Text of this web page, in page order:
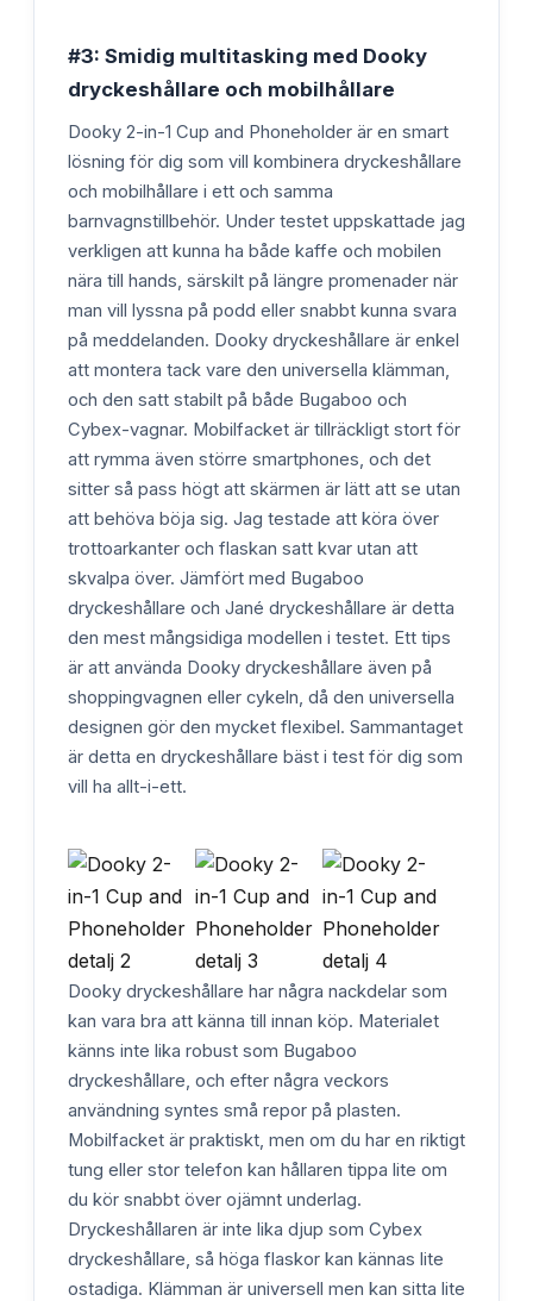
#3: Smidig multitasking med Dooky
dryckeshållare och mobilhållare
Dooky 2-in-1 Cup and Phoneholder är en smart
lösning för dig som vill kombinera dryckeshållare
och mobilhållare i ett och samma
barnvagnstillbehör. Under testet uppskattade jag
verkligen att kunna ha både kaffe och mobilen
nära till hands, särskilt på längre promenader när
man vill lyssna på podd eller snabbt kunna svara
på meddelanden. Dooky dryckeshållare är enkel
att montera tack vare den universella klämman,
och den satt stabilt på både Bugaboo och
Cybex-vagnar. Mobilfacket är tillräckligt stort för
att rymma även större smartphones, och det
sitter så pass högt att skärmen är lätt att se utan
att behöva böja sig. Jag testade att köra över
trottoarkanter och flaskan satt kvar utan att
skvalpa över. Jämfört med Bugaboo
dryckeshållare och Jané dryckeshållare är detta
den mest mångsidiga modellen i testet. Ett tips
är att använda Dooky dryckeshållare även på
shoppingvagnen eller cykeln, då den universella
designen gör den mycket flexibel. Sammantaget
är detta en dryckeshållare bäst i test för dig som
vill ha allt-i-ett.
Dooky dryckeshållare har några nackdelar som
kan vara bra att känna till innan köp. Materialet
känns inte lika robust som Bugaboo
dryckeshållare, och efter några veckors
användning syntes små repor på plasten.
Mobilfacket är praktiskt, men om du har en riktigt
tung eller stor telefon kan hållaren tippa lite om
du kör snabbt över ojämnt underlag.
Dryckeshållaren är inte lika djup som Cybex
dryckeshållare, så höga flaskor kan kännas lite
ostadiga. Klämman är universell men kan sitta lite